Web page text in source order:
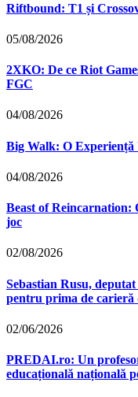
Riftbound: T1 și
05/08/2026
2XKO: De ce Riot
FGC
04/08/2026
Big Walk: O Experiență
04/08/2026
Beast of Reincarnation:
joc
02/08/2026
Sebastian Rusu,
pentru prima de carieră
02/06/2026
PREDAI.ro: Un
educațională națională